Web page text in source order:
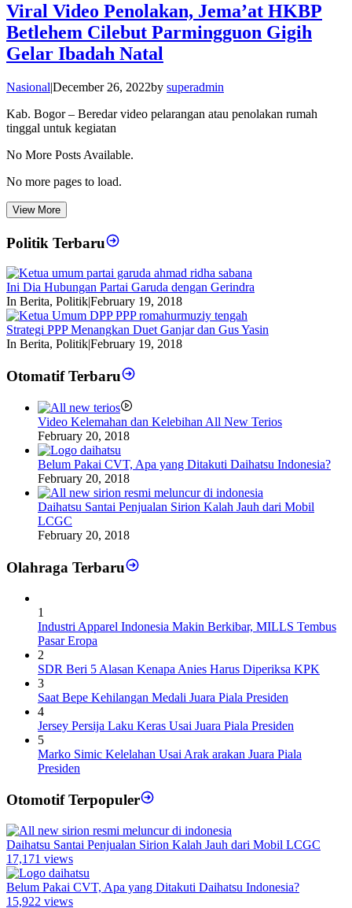
Viral Video Penolakan, Jema’at HKBP
Betlehem Cilebut Parmingguon Gigih
Gelar Ibadah Natal
Nasional|December 26, 2022by superadmin
Kab. Bogor – Beredar video pelarangan atau penolakan rumah
tinggal untuk kegiatan
No More Posts Available.
No more pages to load.
View More
Politik Terbaru
Ini Dia Hubungan Partai Garuda dengan Gerindra
In Berita, Politik|February 19, 2018
Strategi PPP Menangkan Duet Ganjar dan Gus Yasin
In Berita, Politik|February 19, 2018
Otomatif Terbaru
Video Kelemahan dan Kelebihan All New Terios
February 20, 2018
Belum Pakai CVT, Apa yang Ditakuti Daihatsu Indonesia?
February 20, 2018
Daihatsu Santai Penjualan Sirion Kalah Jauh dari Mobil
LCGC
February 20, 2018
Olahraga Terbaru
1
Industri Apparel Indonesia Makin Berkibar, MILLS Tembus
Pasar Eropa
2
SDR Beri 5 Alasan Kenapa Anies Harus Diperiksa KPK
3
Saat Bepe Kehilangan Medali Juara Piala Presiden
4
Jersey Persija Laku Keras Usai Juara Piala Presiden
5
Marko Simic Kelelahan Usai Arak arakan Juara Piala
Presiden
Otomotif Terpopuler
Daihatsu Santai Penjualan Sirion Kalah Jauh dari Mobil LCGC
17,171 views
Belum Pakai CVT, Apa yang Ditakuti Daihatsu Indonesia?
15,922 views